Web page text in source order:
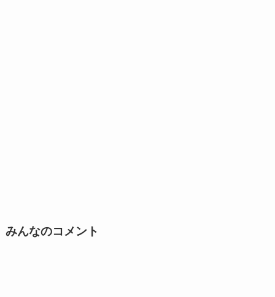
みんなのコメント